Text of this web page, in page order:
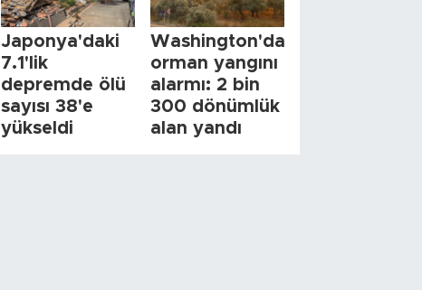
Japonya'daki
7.1'lik
depremde ölü
sayısı 38'e
yükseldi
Washington'da
orman yangını
alarmı: 2 bin
300 dönümlük
alan yandı